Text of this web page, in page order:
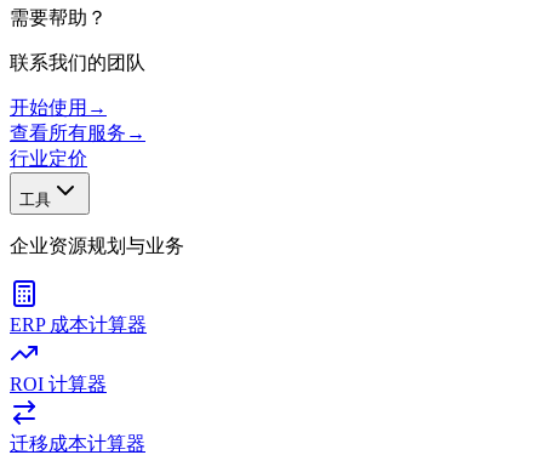
需要帮助？
联系我们的团队
开始使用 →
查看所有服务 →
行业定价
工具
企业资源规划与业务
ERP 成本计算器
ROI 计算器
迁移成本计算器